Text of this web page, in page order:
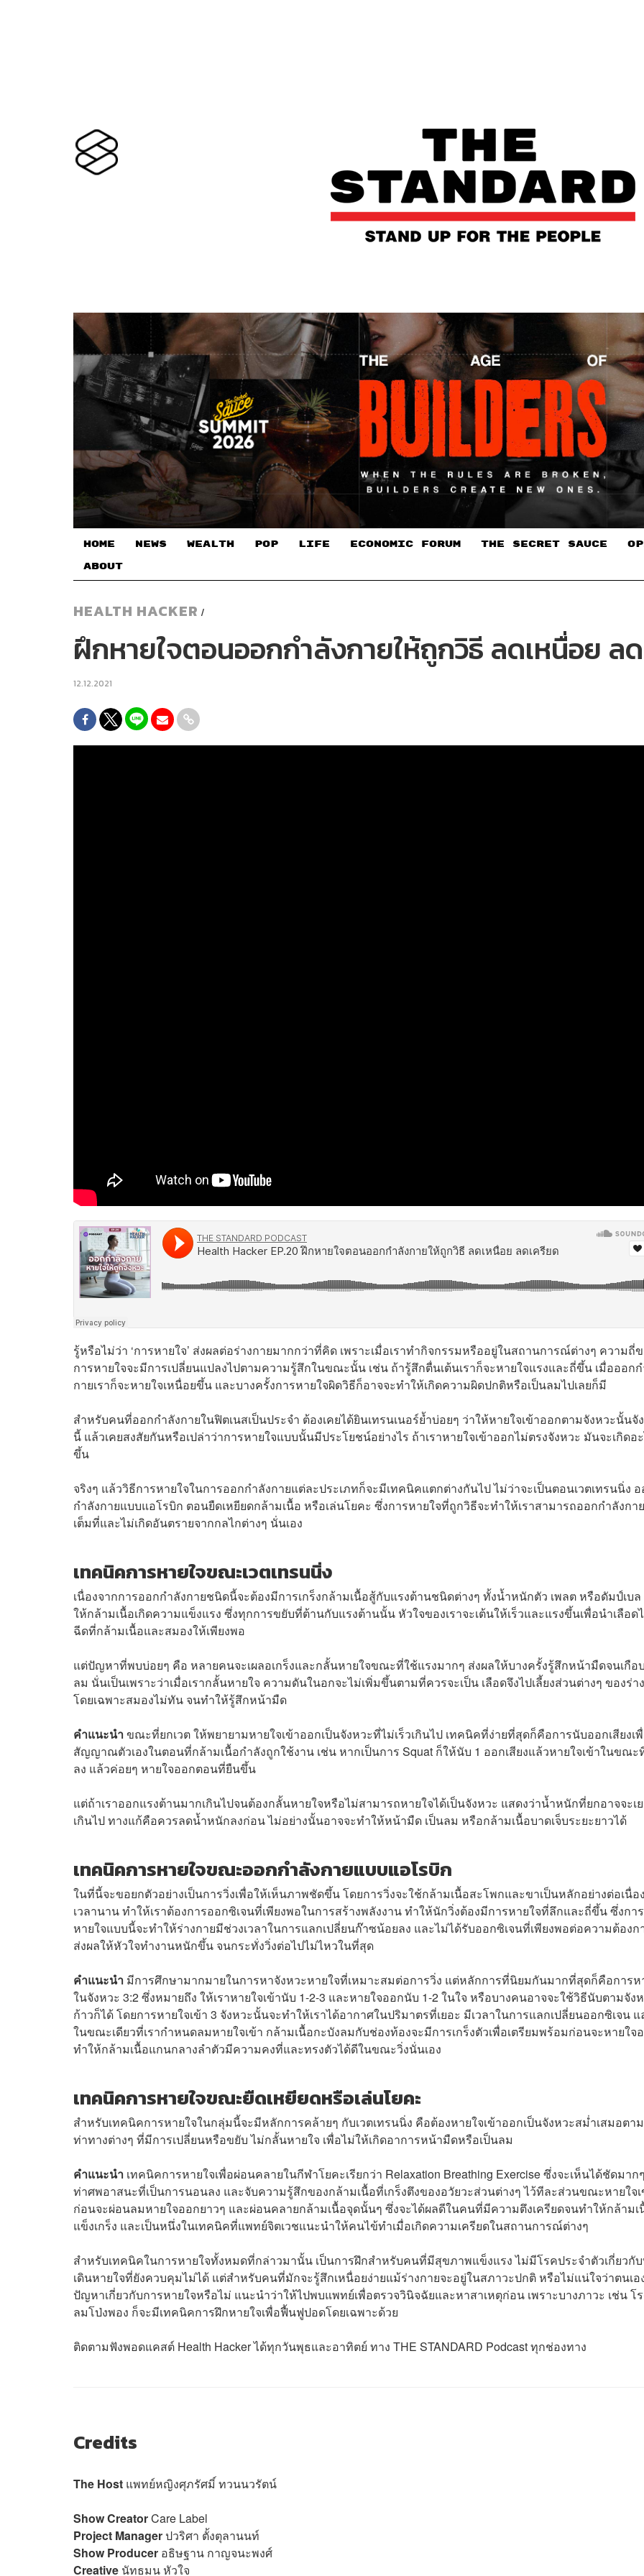
HOME NEWS WEALTH POP LIFE ECONOMIC FORUM THE SECRET SAUCE​
ABOUT
HEALTH HACKER /
ฝึกหายใจตอนออกกำลังกายให้ถูกวิธี ลดเหนื่อย ล
12.12.2021
รู้หรือไม่ว่า ‘การหายใจ’ ส่งผลต่อร่างกายมากกว่าที่คิด เพราะเมื่อเราทำกิจกรรมหรืออยู่ในสถานการณ์ต่างๆ ความถี่
การหายใจจะมีการเปลี่ยนแปลงไปตามความรู้สึกในขณะนั้น เช่น ถ้ารู้สึกตื่นเต้นเราก็จะหายใจแรงและถี่ขึ้น เมื่อออกก
กายเราก็จะหายใจเหนื่อยขึ้น และบางครั้งการหายใจผิดวิธีก็อาจจะทำให้เกิดความผิดปกติหรือเป็นลมไปเลยก็มี
สำหรับคนที่ออกกำลังกายในฟิตเนสเป็นประจำ ต้องเคยได้ยินเทรนเนอร์ย้ำบ่อยๆ ว่าให้หายใจเข้าออกตามจังหวะนั้นจั
นี้ แล้วเคยสงสัยกันหรือเปล่าว่าการหายใจแบบนั้นมีประโยชน์อย่างไร ถ้าเราหายใจเข้าออกไม่ตรงจังหวะ มันจะเกิดอ
ขึ้น
จริงๆ แล้ววิธีการหายใจในการออกกำลังกายแต่ละประเภทก็จะมีเทคนิคแตกต่างกันไป ไม่ว่าจะเป็นตอนเวตเทรนนิ่ง
กำลังกายแบบแอโรบิก ตอนยืดเหยียดกล้ามเนื้อ หรือเล่นโยคะ ซึ่งการหายใจที่ถูกวิธีจะทำให้เราสามารถออกกำลังกา
เต็มที่และไม่เกิดอันตรายจากกลไกต่างๆ นั่นเอง
เทคนิคการหายใจขณะเวตเทรนนิ่ง
เนื่องจากการออกกำลังกายชนิดนี้จะต้องมีการเกร็งกล้ามเนื้อสู้กับแรงต้านชนิดต่างๆ ทั้งน้ำหนักตัว เพลต หรือดัมป์เบล
ให้กล้ามเนื้อเกิดความแข็งแรง ซึ่งทุกการขยับที่ต้านกับแรงต้านนั้น หัวใจของเราจะเต้นให้เร็วและแรงขึ้นเพื่อนำเลือด
ฉีดที่กล้ามเนื้อและสมองให้เพียงพอ
แต่ปัญหาที่พบบ่อยๆ คือ หลายคนจะเผลอเกร็งและกลั้นหายใจขณะที่ใช้แรงมากๆ ส่งผลให้บางครั้งรู้สึกหน้ามืดจนเกือ
ลม นั่นเป็นเพราะว่าเมื่อเรากลั้นหายใจ ความดันในอกจะไม่เพิ่มขึ้นตามที่ควรจะเป็น เลือดจึงไปเลี้ยงส่วนต่างๆ ของร่า
โดยเฉพาะสมองไม่ทัน จนทำให้รู้สึกหน้ามืด
คำแนะนำขณะที่ยกเวต ให้พยายามหายใจเข้าออกเป็นจังหวะที่ไม่เร็วเกินไป เทคนิคที่ง่ายที่สุดก็คือการนับออกเสียงเ
สัญญาณตัวเองในตอนที่กล้ามเนื้อกำลังถูกใช้งาน เช่น หากเป็นการ Squat ก็ให้นับ 1 ออกเสียงแล้วหายใจเข้าในขณะ
ลง แล้วค่อยๆ หายใจออกตอนที่ยืนขึ้น
แต่ถ้าเราออกแรงต้านมากเกินไปจนต้องกลั้นหายใจหรือไม่สามารถหายใจได้เป็นจังหวะ แสดงว่าน้ำหนักที่ยกอาจจะเ
เกินไป ทางแก้คือควรลดน้ำหนักลงก่อน ไม่อย่างนั้นอาจจะทำให้หน้ามืด เป็นลม หรือกล้ามเนื้อบาดเจ็บระยะยาวได้
เทคนิคการหายใจขณะออกกำลังกายแบบแอโรบิก
ในที่นี้จะขอยกตัวอย่างเป็นการวิ่งเพื่อให้เห็นภาพชัดขึ้น โดยการวิ่งจะใช้กล้ามเนื้อสะโพกและขาเป็นหลักอย่างต่อเนื่อ
เวลานาน ทำให้เราต้องการออกซิเจนที่เพียงพอในการสร้างพลังงาน ทำให้นักวิ่งต้องมีการหายใจที่ลึกและถี่ขึ้น ซึ่งการ
หายใจแบบนี้จะทำให้ร่างกายมีช่วงเวลาในการแลกเปลี่ยนก๊าซน้อยลง และไม่ได้รับออกซิเจนที่เพียงพอต่อความต้องก
ส่งผลให้หัวใจทำงานหนักขึ้น จนกระทั่งวิ่งต่อไปไม่ไหวในที่สุด
คำแนะนำ มีการศึกษามากมายในการหาจังหวะหายใจที่เหมาะสมต่อการวิ่ง แต่หลักการที่นิยมกันมากที่สุดก็คือการห
ในจังหวะ 3:2 ซึ่งหมายถึง ให้เราหายใจเข้านับ 1-2-3 และหายใจออกนับ 1-2 ในใจ หรือบางคนอาจจะใช้วิธีนับตามจัง
ก้าวก็ได้ โดยการหายใจเข้า 3 จังหวะนั้นจะทำให้เราได้อากาศในปริมาตรที่เยอะ มีเวลาในการแลกเปลี่ยนออกซิเจน แ
ในขณะเดียวที่เรากำหนดลมหายใจเข้า กล้ามเนื้อกะบังลมกับช่องท้องจะมีการเกร็งตัวเพื่อเตรียมพร้อมก่อนจะหายใจ
ทำให้กล้ามเนื้อแกนกลางลำตัวมีความคงที่และทรงตัวได้ดีในขณะวิ่งนั่นเอง
เทคนิคการหายใจขณะยืดเหยียดหรือเล่นโยคะ
สำหรับเทคนิคการหายใจในกลุ่มนี้จะมีหลักการคล้ายๆ กับเวตเทรนนิ่ง คือต้องหายใจเข้าออกเป็นจังหวะสม่ำเสมอตาม
ท่าทางต่างๆ ที่มีการเปลี่ยนหรือขยับ ไม่กลั้นหายใจ เพื่อไม่ให้เกิดอาการหน้ามืดหรือเป็นลม
คำแนะนำ เทคนิคการหายใจเพื่อผ่อนคลายในกีฬาโยคะเรียกว่า Relaxation Breathing Exercise ซึ่งจะเห็นได้ชัดมาก
ท่าศพอาสนะที่เป็นการนอนลง และจับความรู้สึกของกล้ามเนื้อที่เกร็งตึงของอวัยวะส่วนต่างๆ ไว้ทีละส่วนขณะหายใจ
ก่อนจะผ่อนลมหายใจออกยาวๆ และผ่อนคลายกล้ามเนื้อจุดนั้นๆ ซึ่งจะได้ผลดีในคนที่มีความตึงเครียดจนทำให้กล้ามเ
แข็งเกร็ง และเป็นหนึ่งในเทคนิคที่แพทย์จิตเวชแนะนำให้คนไข้ทำเมื่อเกิดความเครียดในสถานการณ์ต่างๆ
สำหรับเทคนิคในการหายใจทั้งหมดที่กล่าวมานั้น เป็นการฝึกสำหรับคนที่มีสุขภาพแข็งแรง ไม่มีโรคประจำตัวเกี่ยวกั
เดินหายใจที่ยังควบคุมไม่ได้ แต่สำหรับคนที่มักจะรู้สึกเหนื่อยง่ายแม้ร่างกายจะอยู่ในสภาวะปกติ หรือไม่แน่ใจว่าตนเอ
ปัญหาเกี่ยวกับการหายใจหรือไม่ แนะนำว่าให้ไปพบแพทย์เพื่อตรวจวินิจฉัยและหาสาเหตุก่อน เพราะบางภาวะ เช่น โ
ลมโป่งพอง ก็จะมีเทคนิคการฝึกหายใจเพื่อฟื้นฟูปอดโดยเฉพาะด้วย
ติดตามฟังพอดแคสต์ Health Hacker ได้ทุกวันพุธและอาทิตย์ ทาง THE STANDARD Podcast ทุกช่องทาง
Credits
The Host แพทย์หญิงศุภรัศมิ์ ทวนนวรัตน์
Show CreatorCare Label
Project Managerปวริศา ตั้งตุลานนท์
Show Producer อธิษฐาน กาญจนะพงศ์
Creative นัทธมน หัวใจ